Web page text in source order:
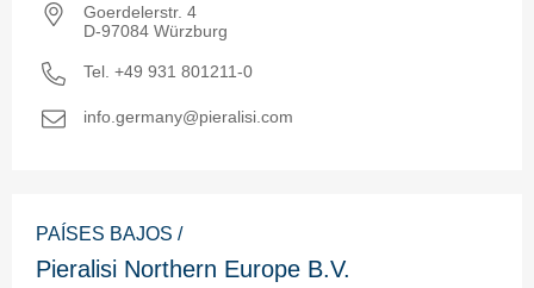
Goerdelerstr. 4
D-97084 Würzburg
Tel. +49 931 801211-0
info.germany@pieralisi.com
PAÍSES BAJOS /
Pieralisi Northern Europe B.V.